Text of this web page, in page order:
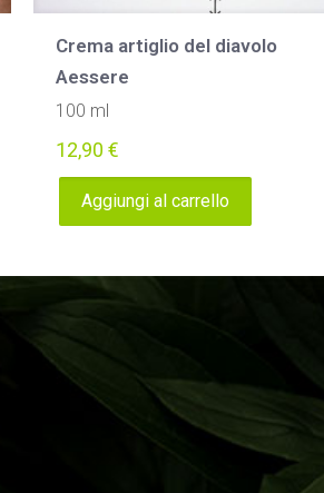
Crema artiglio del diavolo
Aessere
100 ml
12,90 €
Aggiungi al carrello